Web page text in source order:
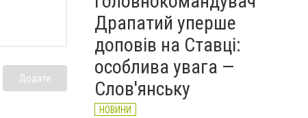
Додати
Драпатий уперше
доповів на Ставці:
особлива увага —
Слов'янську
НОВИНИ